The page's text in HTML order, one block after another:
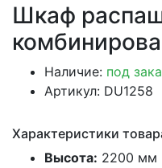
Шкаф
Наличие: под
Артикул: DU1258
Характеристики
Высота: 2200 мм